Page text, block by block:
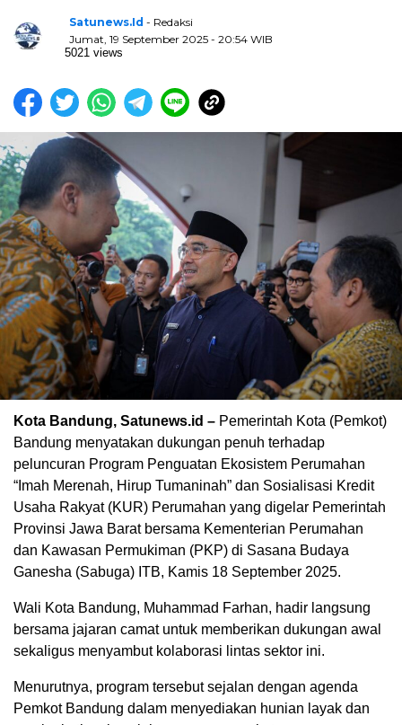
Satunews.id - Redaksi
Jumat, 19 September 2025 - 20:54 WIB
5021 views
Kota Bandung, Satunews.id – Pemerintah Kota (Pemkot)
Bandung menyatakan dukungan penuh terhadap
peluncuran Program Penguatan Ekosistem Perumahan
“Imah Merenah, Hirup Tumaninah” dan Sosialisasi Kredit
Usaha Rakyat (KUR) Perumahan yang digelar Pemerintah
Provinsi Jawa Barat bersama Kementerian Perumahan
dan Kawasan Permukiman (PKP) di Sasana Budaya
Ganesha (Sabuga) ITB, Kamis 18 September 2025.
Wali Kota Bandung, Muhammad Farhan, hadir langsung
bersama jajaran camat untuk memberikan dukungan awal
sekaligus menyambut kolaborasi lintas sektor ini.
Menurutnya, program tersebut sejalan dengan agenda
Pemkot Bandung dalam menyediakan hunian layak dan